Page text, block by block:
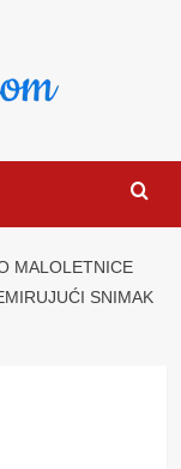
MALOLETNICE
SNIMAK